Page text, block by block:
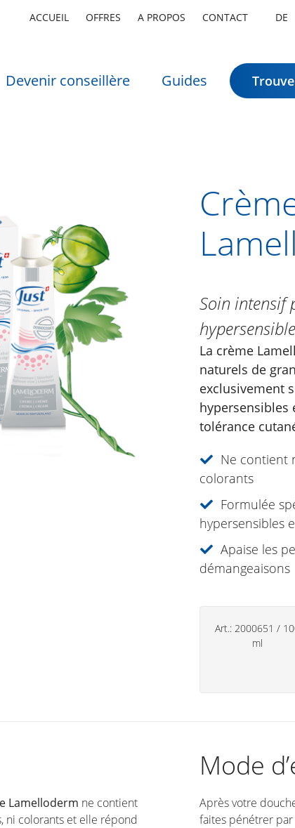
ACCUEIL OFFRES A PROPOS CONTACT DE
Devenir conseillère Guides
Soin intensif
La crème
naturels de
exclusivement
hypersensibles
tolérance
Ne contient
colorants
Formulée
hypersensibles
Apaise les
démangeaisons
Art.:2000651 /
ml
Lamelloderm ne contient
ni colorants et elle répond
Mode
Après votre
faites pénétrer par